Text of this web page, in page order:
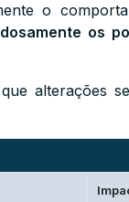
o
os
alterações